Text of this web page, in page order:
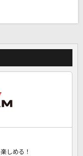
しめる！